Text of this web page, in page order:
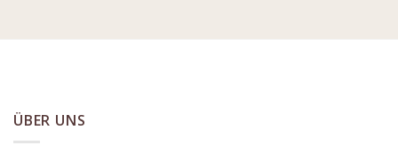
ÜBER UNS